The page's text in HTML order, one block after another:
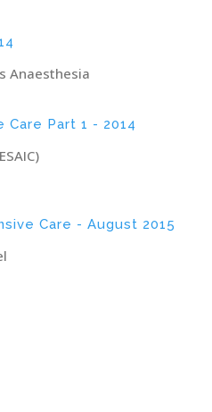
Anaesthesia
Part 1 - 2014
Care - August 2015